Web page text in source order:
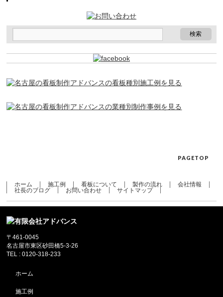
PAGETOP
ホーム 施工例 看板について 製作の流れ
会社情報
社長のブログ
お問い合わせ サイトマップ
〒461-0045
名古屋市東区砂田橋5-3-26
TEL : 0120-318-233
ホーム
施工例